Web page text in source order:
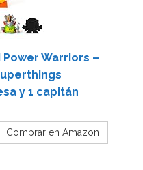
Power Warriors –
y 1 capitán
Comprar en Amazon